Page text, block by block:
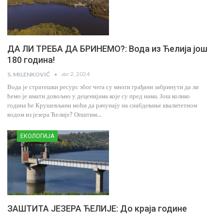
ДА ЛИ ТРЕБА ДА БРИНЕМО?: Вода из Ћелија још
180 година!
S. MILENKOVIĆ авг 2, 2024
Вода је стратешки ресурс због чега су многи грађани забринути да ли
ћемо је имати довољно у деценијама које су пред нама. Још колико
година ће Крушевљани моћи да рачунају на снабдевање квалитетном
водом из језера Ћелије? Општим…
ЕКОЛОГИЈА
ЗАШТИТА ЈЕЗЕРА ЋЕЛИЈЕ: До краја године